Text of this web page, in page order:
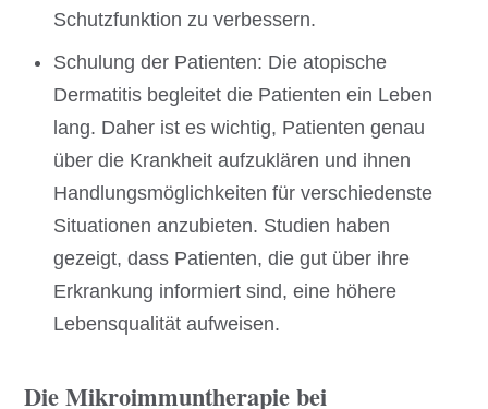
Schutzfunktion zu verbessern.
Schulung der Patienten: Die atopische
Dermatitis begleitet die Patienten ein Leben
lang. Daher ist es wichtig, Patienten genau
über die Krankheit aufzuklären und ihnen
Handlungsmöglichkeiten für verschiedenste
Situationen anzubieten. Studien haben
gezeigt, dass Patienten, die gut über ihre
Erkrankung informiert sind, eine höhere
Lebensqualität aufweisen.
Die Mikroimmuntherapie bei